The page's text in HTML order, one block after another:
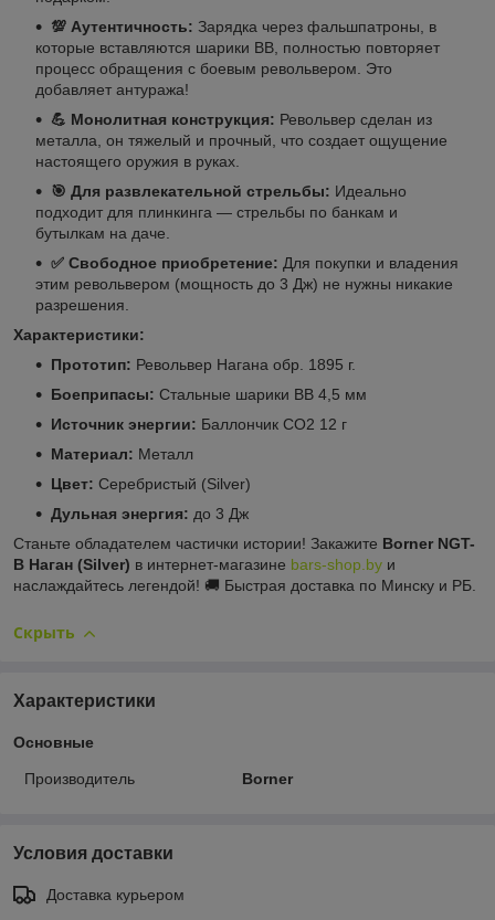
💯 Аутентичность: Зарядка через фальшпатроны, в
которые вставляются шарики BB, полностью повторяет
процесс обращения с боевым револьвером. Это
добавляет антуража!
💪 Монолитная конструкция: Револьвер сделан из
металла, он тяжелый и прочный, что создает ощущение
настоящего оружия в руках.
🎯 Для развлекательной стрельбы: Идеально
подходит для плинкинга — стрельбы по банкам и
бутылкам на даче.
✅ Свободное приобретение: Для покупки и владения
этим револьвером (мощность до 3 Дж) не нужны никакие
разрешения.
Характеристики:
Прототип: Револьвер Нагана обр. 1895 г.
Боеприпасы: Стальные шарики BB 4,5 мм
Источник энергии: Баллончик CO2 12 г
Материал: Металл
Цвет: Серебристый (Silver)
Дульная энергия: до 3 Дж
Станьте обладателем частички истории! Закажите Borner NGT-
B Наган (Silver) в интернет-магазине bars-shop.by и
наслаждайтесь легендой! 🚚 Быстрая доставка по Минску и РБ.
Скрыть
Характеристики
Основные
Производитель Borner
Условия доставки
Доставка курьером